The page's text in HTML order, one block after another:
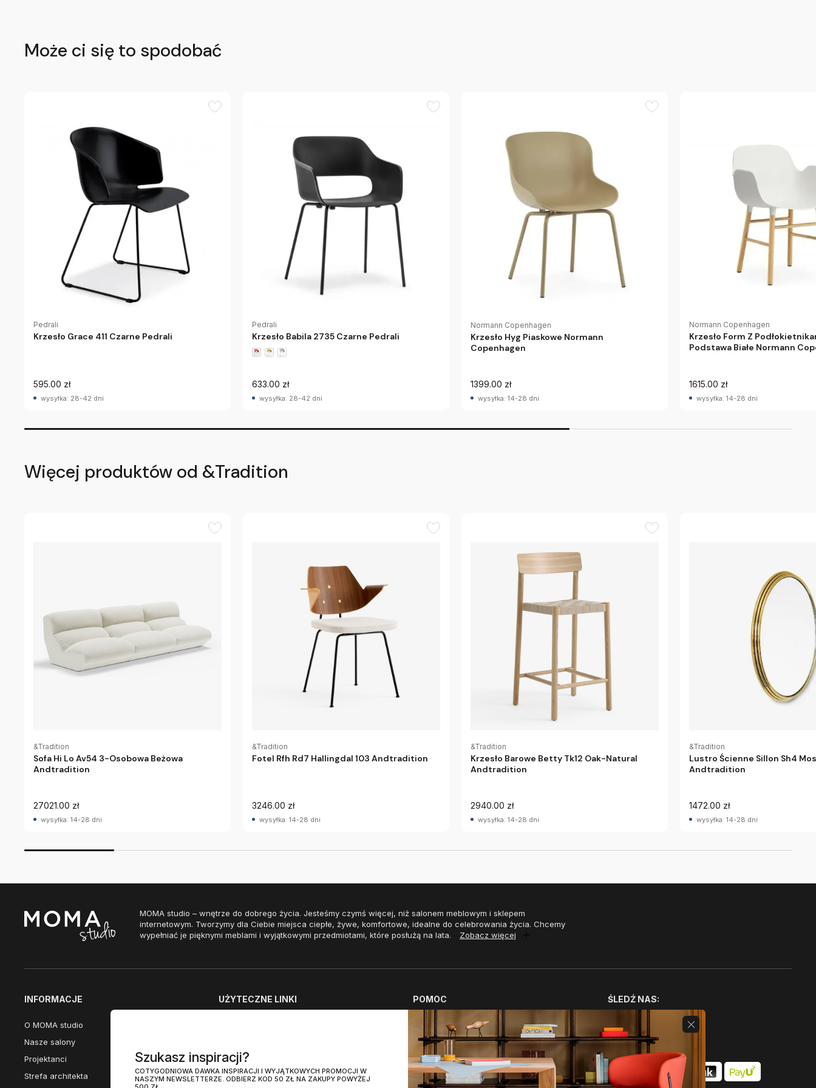
Może ci się to spodobać
Pedrali
Krzesło Grace 411 Czarne Pedrali
595.00 zł
wysyłka: 28-42 dni
Pedrali
Krzesło Babila 2735 Czarne Pedrali
633.00 zł
wysyłka: 28-42 dni
Normann Copenhagen
Krzesło Hyg Piaskowe Normann
Copenhagen
1399.00 zł
wysyłka: 14-28 dni
Normann Copenhagen
Krzesło Form Z
Podstawa Białe Normann
1615.00 zł
wysyłka: 14-28 dni
Więcej produktów od &Tradition
&Tradition
Sofa Hi Lo Av54 3-Osobowa Beżowa
Andtradition
27021.00 zł
wysyłka: 14-28 dni
&Tradition
Fotel Rfh Rd7 Hallingdal 103 Andtradition
3246.00 zł
wysyłka: 14-28 dni
&Tradition
Krzesło Barowe Betty Tk12 Oak-Natural
Andtradition
2940.00 zł
wysyłka: 14-28 dni
&Tradition
Lustro Ścienne Sillon Sh4
Andtradition
1472.00 zł
wysyłka: 14-28 dni
MOMA studio – wnętrze do dobrego życia. Jesteśmy czymś więcej, niż salonem meblowym i sklepem
internetowym. Tworzymy dla Ciebie miejsca ciepłe, żywe, komfortowe, idealne do celebrowania życia. Chcemy
wypełniać je pięknymi meblami i wyjątkowymi przedmiotami, które posłużą na lata.
Zobacz więcej
INFORMACJE
O MOMA studio
Nasze salony
Projektanci
Strefa architekta
UŻYTECZNE LINKI
Promocje ekspozycyjne
Nasze katalogi
POMOC
Płatności
Koszty dostawy
Zwrot zamówienia
Polityka zwrotów
ŚLEDŹ NAS:
Szukasz inspiracji?
COTYGODNIOWA DAWKA INSPIRACJI I WYJĄTKOWYCH PROMOCJI W
NASZYM NEWSLETTERZE. ODBIERZ KOD 50 ZŁ NA ZAKUPY POWYŻEJ